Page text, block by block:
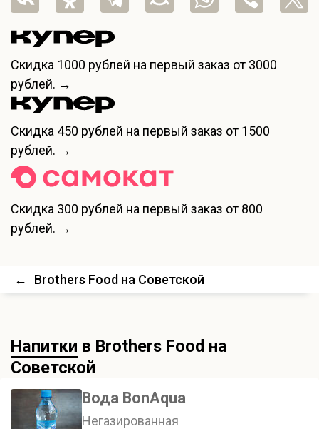
Скидка 1000 рублей на первый заказ от 3000
рублей. →
Скидка 450 рублей на первый заказ от 1500
рублей. →
Скидка 300 рублей на первый заказ от 800
рублей. →
← Brothers Food на Советской
Напитки в Brothers Food на
Советской
Вода BonAqua
Негазированная